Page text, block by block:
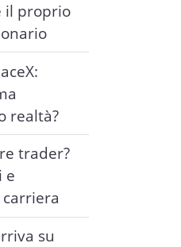
il proprio
realtà?
trader?
e
su